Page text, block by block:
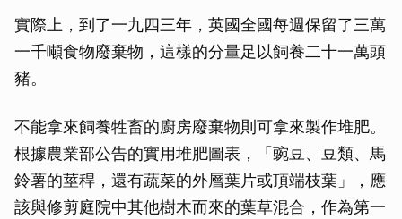
實際上，到了一九四三年，英國全國每週保留了三萬
一千噸食物廢棄物，這樣的分量足以飼養二十一萬頭
豬。
不能拿來飼養牲畜的廚房廢棄物則可拿來製作堆肥。
根據農業部公告的實用堆肥圖表，「豌豆、豆類、馬
鈴薯的莖稈，還有蔬菜的外層葉片或頂端枝葉」，應
該與修剪庭院中其他樹木而來的葉草混合，作為第一